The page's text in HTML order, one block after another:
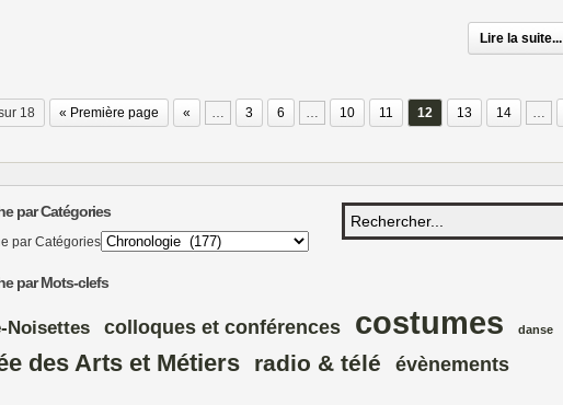
Lire la suite...
18 « Première page « … 3 6 … 10 11 12 13 14 …
par Catégories
par Catégories
par Mots-clefs
Noisettes colloques et conférences costumes danse
des Arts et Métiers radio & télé évènements